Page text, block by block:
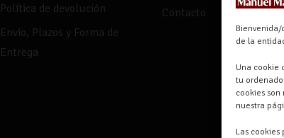
Bienvenida/
de la
Una cookie
tu
cookies son
nuestra
Las cookies
Política de devolución
Envío, Plazos y Forma de
Entrega
Contacto